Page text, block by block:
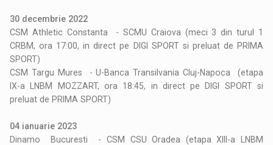
30 decembrie 2022
CSM Athletic Constanta - SCMU Craiova (meci 3 din turul 1
CRBM, ora 17:00, in direct pe DIGI SPORT si preluat de PRIMA
SPORT)
CSM Targu Mures - U-Banca Transilvania Cluj-Napoca (etapa
IX-a LNBM MOZZART, ora 18:45, in direct pe DIGI SPORT si
preluat de PRIMA SPORT)
04 ianuarie 2023
Dinamo Bucuresti - CSM CSU Oradea (etapa XIII-a LNBM